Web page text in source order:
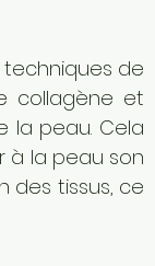
techniques de
collagène et
la peau. Cela
à la peau son
des tissus, ce